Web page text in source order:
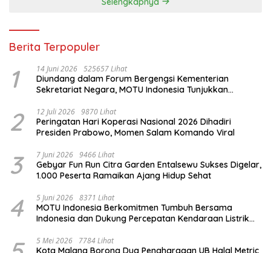
Berita Terpopuler
1 14 Juni 2026 525657 Lihat
Diundang dalam Forum Bergengsi Kementerian
Sekretariat Negara, MOTU Indonesia Tunjukkan
2 12 Juli 2026 9870 Lihat
Peringatan Hari Koperasi Nasional 2026 Dihadiri
Presiden Prabowo, Momen Salam Komando Viral
3 7 Juni 2026 9466 Lihat
Gebyar Fun Run Citra Garden Entalsewu Sukses Digelar,
1.000 Peserta Ramaikan Ajang Hidup Sehat
4 5 Juni 2026 8371 Lihat
MOTU Indonesia Berkomitmen Tumbuh Bersama
Indonesia dan Dukung Percepatan Kendaraan Listrik
5 Mei 2026 7784 Lihat
Kota Malang Borong Dua Penghargaan UB Halal Metric